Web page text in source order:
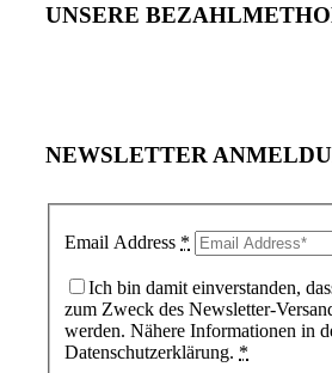
UNSERE
NEWSLETTER
Email Address *
Ich bin damit einverstanden,
zum Zweck des Newsletter-
werden. Nähere Informationen in
Datenschutzerklärung. *